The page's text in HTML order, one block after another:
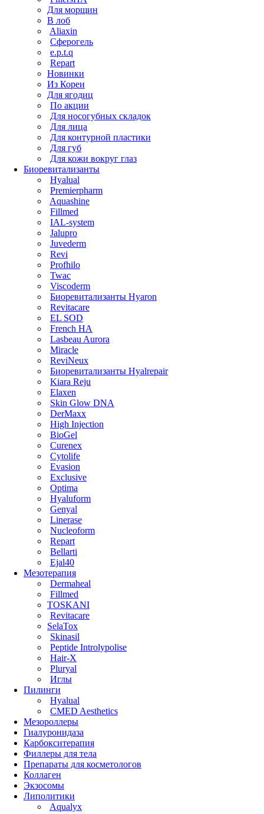
Для морщин
В лоб
Aliaxin
Сферогель
e.p.t.q
Repart
Новинки
Из Кореи
Для ягодиц
По акции
Для носогубных складок
Для лица
Для контурной пластики
Для губ
Для кожи вокруг глаз
Биоревитализанты
Hyalual
Premierpharm
Aquashine
Fillmed
IAL-system
Jalupro
Juvederm
Revi
Profhilo
Twac
Viscoderm
Биоревитализанты Hyaron
Revitacare
EL SOD
French HA
Lasbeau Aurora
Miracle
ReviNeux
Биоревитализанты Hyalrepair
Kiara Reju
Elaxen
Skin Glow DNA
DerMaxx
High Injection
BioGel
Curenex
Cytolife
Evasion
Exclusive
Optima
Hyaluform
Genyal
Linerase
Nucleoform
Repart
Bellarti
Ejal40
Мезотерапия
Dermaheal
Fillmed
TOSKANI
Revitacare
SelaTox
Skinasil
Peptide Introlypolise
Hair-X
Pluryal
Иглы
Пилинги
Hyalual
CMED Aesthetics
Мезороллеры
Гиалуронидаза
Карбокситерапия
Филлеры для тела
Препараты для косметологов
Коллаген
Экзосомы
Липолитики
Aqualyx